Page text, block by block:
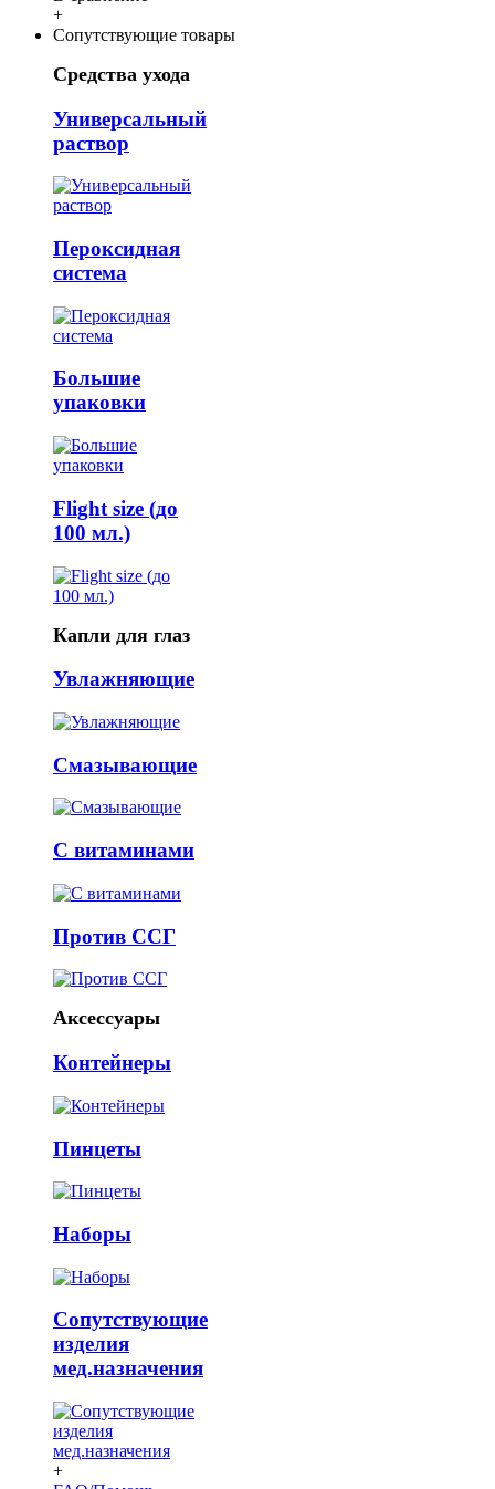
+
Сопутствующие товары
Средства ухода
Универсальный
раствор
Пероксидная
система
Большие
упаковки
Flight size (до
100 мл.)
Капли для глаз
Увлажняющие
Смазывающие
С витаминами
Против ССГ
Аксессуары
Контейнеры
Пинцеты
Наборы
Сопутствующие
изделия
мед.назначения
+